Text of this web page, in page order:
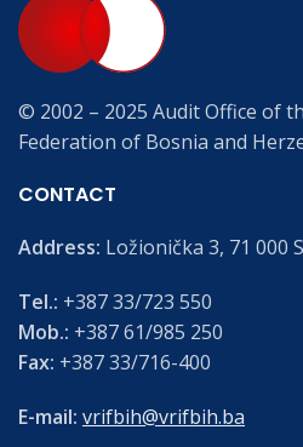
© 2002 – 2025 Audit Office of
Federation of Bosnia and
CONTACT
Address: Ložionička 3, 71 000
Tel.: +387 33/723 550
Mob.: +387 61/985 250
Fax: +387 33/716-400
E-mail: vrifbih@vrifbih.ba